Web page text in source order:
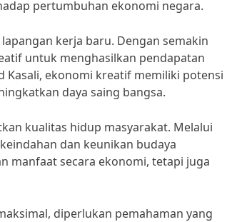
pertumbuhan ekonomi negara.
kerja baru. Dengan semakin
untuk menghasilkan pendapatan
Kasali, ekonomi kreatif memiliki potensi
daya saing bangsa.
kualitas hidup masyarakat. Melalui
dan keunikan budaya
manfaat secara ekonomi, tetapi juga
diperlukan pemahaman yang